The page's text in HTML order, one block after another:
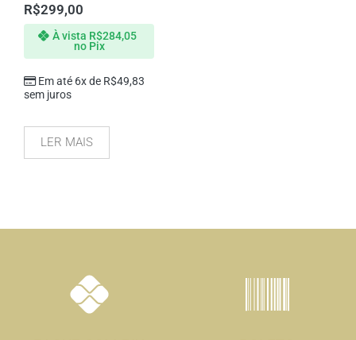
R$299,00
Em até 6x de R$49,83
sem juros
À vista R$284,05
no Pix
LER MAIS